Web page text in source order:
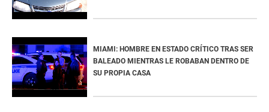
MIAMI: HOMBRE EN ESTADO CRÍTICO TRAS SER
BALEADO MIENTRAS LE ROBABAN DENTRO DE
SU PROPIA CASA